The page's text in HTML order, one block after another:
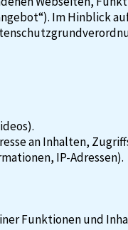
Im Hinblick
an Inhalten,
IP-Adressen).
Funktionen und